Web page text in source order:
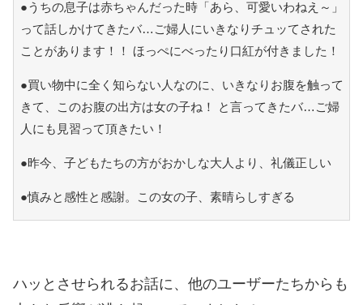
●うちの息子は赤ちゃんだった時「あら、可愛いわねえ～」
って話しかけてきたバ…ご婦人にいきなりチュッてされた
ことがあります！！ ほっぺにべったり口紅が付きました！
●買い物中に全く知らない人なのに、いきなりお腹を触って
きて、このお腹の出方は女の子ね！ と言ってきたバ…ご婦
人にも見習って頂きたい！
●昨今、子どもたちの方がおかしな大人より、礼儀正しい
●慎みと感性と感謝。この女の子、素晴らしすぎる
ハッとさせられるお話に、他のユーザーたちからも